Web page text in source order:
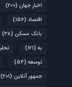
اخبار جهان (200)
اقتصاد (156)
بانک مسکن (38)
به (121)
توسعه (54)
جمهور آنلاین (201)